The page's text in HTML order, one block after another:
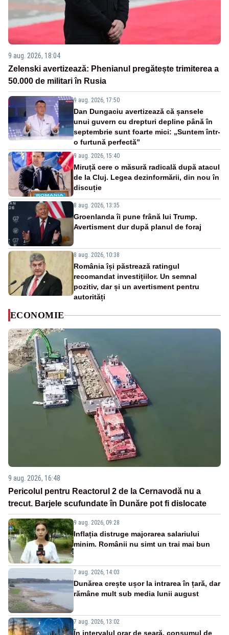
9 aug. 2026, 18:04
Zelenski avertizează: Phenianul pregătește trimiterea a
50.000 de militari în Rusia
9 aug. 2026, 17:50
Dan Dungaciu avertizează că șansele
unui guvern cu drepturi depline până în
septembrie sunt foarte mici: „Suntem într-
o furtună perfectă”
9 aug. 2026, 15:40
Miruță cere o măsură radicală după atacul
de la Cluj. Legea dezinformării, din nou în
discuție
8 aug. 2026, 13:35
Groenlanda îi pune frână lui Trump.
Avertisment dur după planul de foraj
8 aug. 2026, 10:38
România își păstrează ratingul
recomandat investițiilor. Un semnal
pozitiv, dar și un avertisment pentru
autorități
ECONOMIE
9 aug. 2026, 16:48
Pericolul pentru Reactorul 2 de la Cernavodă nu a
trecut. Barjele scufundate în Dunăre pot fi dislocate
9 aug. 2026, 09:28
Inflația distruge majorarea salariului
minim. Românii nu simt un trai mai bun
7 aug. 2026, 14:03
Dunărea crește ușor la intrarea în țară, dar
rămâne mult sub media lunii august
7 aug. 2026, 13:02
În intervalul orar de seară, consumul de